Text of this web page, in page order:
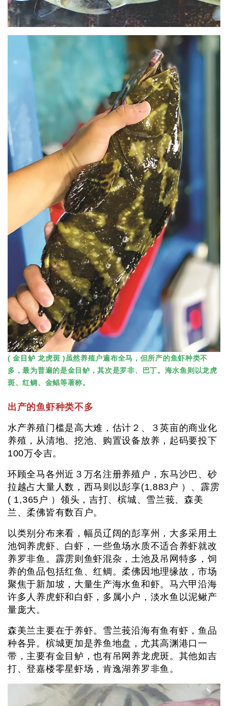
( 金目鲈 龙虎斑 )虽然养殖户遍布全马，但所产的鱼虾种类不
多，最为普遍的是金目鲈，其次是罗非、巴丁。海水鱼则以龙虎
斑、红鲷、金鲳等著称。
出产的鱼虾种类不多
水产养殖门槛是高大难，估计２、３英亩的商业化
养殖，从清地、挖池、购置设备放养，起码要投下
100万令吉。
环顾全马各州近３万名注册养殖户，东马沙巴、砂
拉越占大量人数，西马则以彭享(1,883户 ）、霹雳
( 1,365户 ）领头，吉打、槟城、雪兰莪、森美
兰、柔佛皆有数百户。
以类别分布来看，幅员辽阔的彭享州，大多采用土
池饲养虎虾、白虾，一些鱼场水质不适合养虾就改
养罗非鱼。霹雳则鱼虾混杂，土池及吊网特多，饲
养的鱼品包括红鱼、红鲷。柔佛因地理缘故，市场
聚焦于新加坡，大量生产海水鱼和虾。马六甲沿海
许多人养虎虾和白虾，多属小户，淡水鱼以泥鳅产
量庞大。
森美兰主要在于养虾。雪兰莪沿海有鱼有虾，鱼品
种各异。槟城更加是养鱼地盘，尤其高渊港口一
带，主要有金目鲈，也有吊网养龙虎斑。其他如吉
打、登嘉楼零星虾场，肯逸湖养罗非鱼。